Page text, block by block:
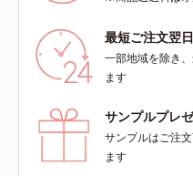
最短ご注文翌
一部地域を除き
ます
サンプルプレ
サンプルはご注
ます